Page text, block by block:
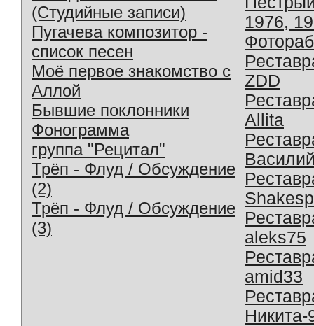
(Студийные записи)
Пугачева композитор -
список песен
Моё первое знакомство с
Аллой
Бывшие поклонники
Фонограмма
группа "Рецитал"
Трёп - Флуд / Обсуждение
(2)
Трёп - Флуд / Обсуждение
(3)
1976,
ZDD
Allita
aleks75
amid33
Никита-